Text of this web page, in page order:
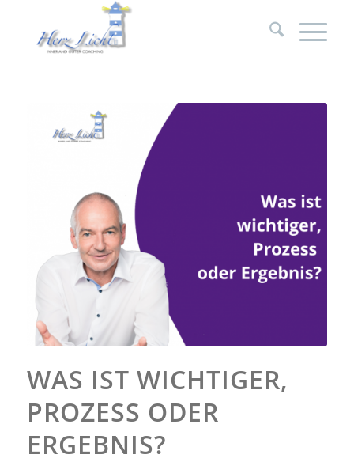
WAS IST WICHTIGER,
PROZESS ODER
ERGEBNIS?